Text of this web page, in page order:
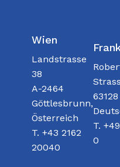
Wien
Landstrasse
38
A-2464
Göttlesbrunn,
Österreich
T. +43 2162
20040
T.
0